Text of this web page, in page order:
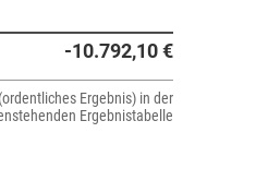
-10.792,10 €
Ergebnis) in der
Ergebnistabelle